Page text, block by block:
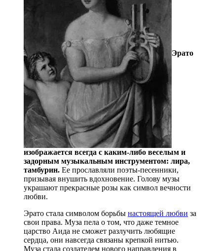
Эрато
изображается всегда с каким-либо веселым и
задорным музыкальным инструментом: лира,
тамбурин. Ее прославляли поэты-песенники,
призывая внушить вдохновение. Голову музы
украшают прекрасные розы как символ вечности
любви.
Эрато стала символом борьбы настоящей любви за
свои права. Муза пела о том, что даже темное
царство Аида не сможет разлучить любящие
сердца, они навсегда связаны крепкой нитью.
Муза стала создателем нового направления в